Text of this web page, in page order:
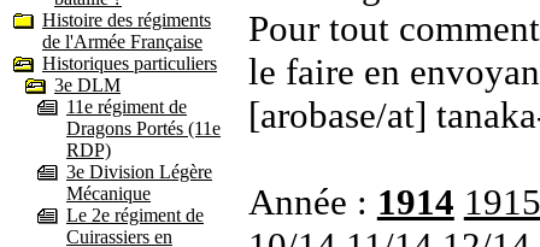
Histoire des régiments
de l'Armée Française
Historiques particuliers
3e DLM
11e régiment de
Dragons Portés (11e
RDP)
3e Division Légère
Mécanique
Le 2e régiment de
Cuirassiers en
Pour tout
le faire en
[arobase/at]
Année : 1914 1915